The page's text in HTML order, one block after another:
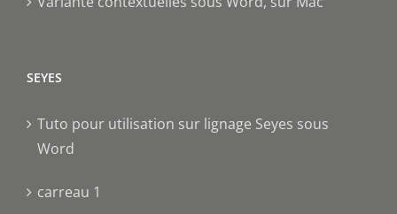
SEYES
Tuto pour utilisation sur lignage Seyes sous
Word
carreau 1